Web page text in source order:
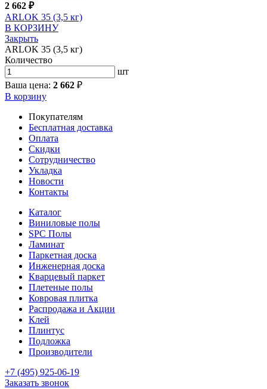
2 662 ₽
ARLOK 35 (3,5 кг)
В КОРЗИНУ
Закрыть
ARLOK 35 (3,5 кг)
Количество
шт
Ваша цена: 2 662 ₽
В корзину
Покупателям
Бесплатная доставка
Оплата
Скидки
Сотрудничество
Укладка
Новости
Контакты
Каталог
Виниловые полы
SPC Полы
Ламинат
Паркетная доска
Инженерная доска
Кварцевый паркет
Плетеные полы
Ковровая плитка
Распродажа и Акции
Клей
Плинтус
Подложка
Производители
+7 (495) 925-06-19
Заказать звонок